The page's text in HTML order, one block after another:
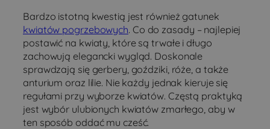
Bardzo istotną kwestią jest również gatunek
kwiatów pogrzebowych. Co do zasady – najlepiej
postawić na kwiaty, które są trwałe i długo
zachowują elegancki wygląd. Doskonale
sprawdzają się gerbery, goździki, róże, a także
anturium oraz lilie. Nie każdy jednak kieruje się
regułami przy wyborze kwiatów. Częstą praktyką
jest wybór ulubionych kwiatów zmarłego, aby w
ten sposób oddać mu cześć.